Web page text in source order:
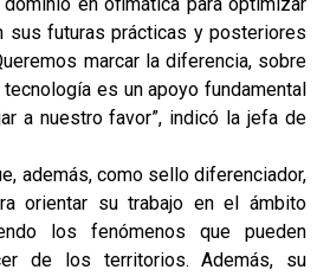
dominio en ofimática para optimizar
sus futuras prácticas y posteriores
marcar la diferencia, sobre
es un apoyo fundamental
a nuestro favor”, indicó la jefa de
además, como sello diferenciador,
orientar su trabajo en el ámbito
los fenómenos que pueden
de los territorios. Además, su